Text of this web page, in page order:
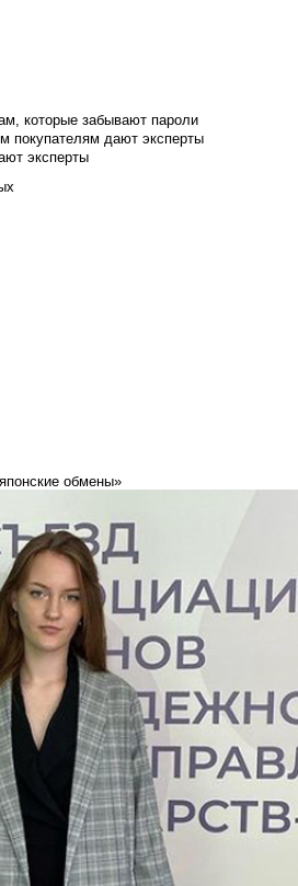
которые забывают пароли
покупателям дают эксперты
эксперты
обмены»